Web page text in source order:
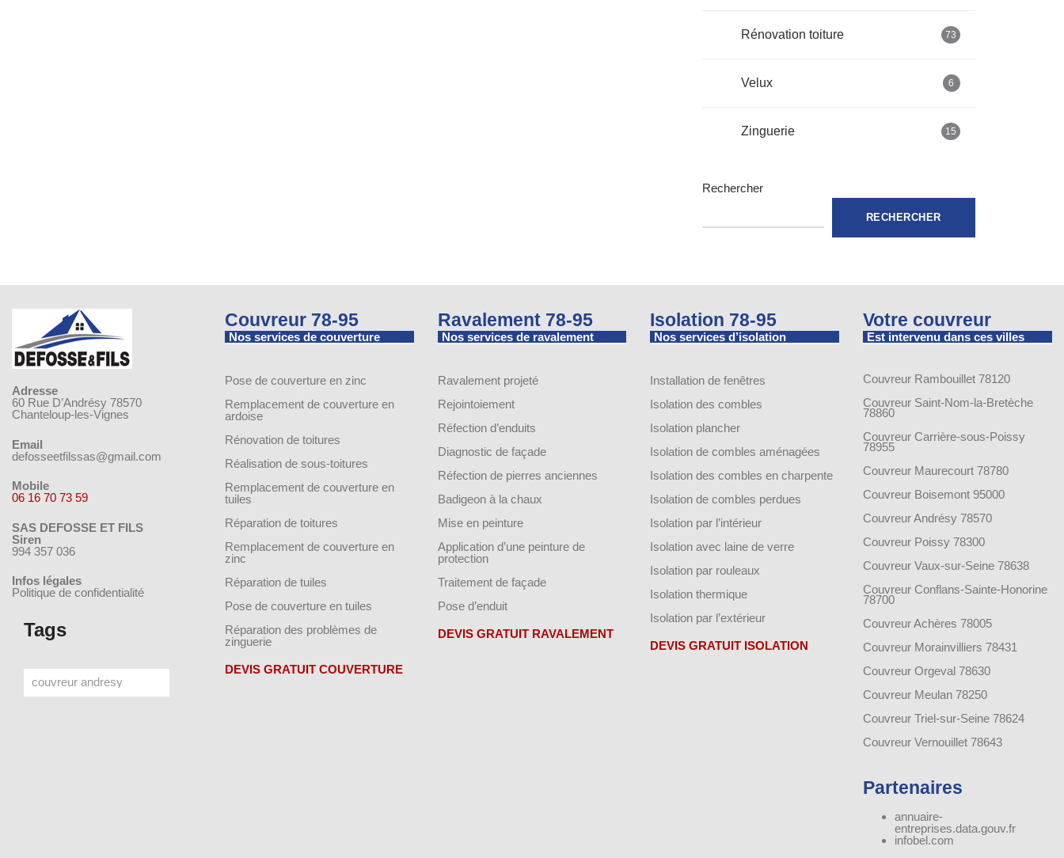
Rénovation toiture 73
Velux 6
Zinguerie 15
Rechercher
RECHERCHER
Adresse
60 Rue D’Andrésy 78570
Chanteloup-les-Vignes
Email
defosseetfilssas@gmail.com
Mobile
06 16 70 73 59
SAS DEFOSSE ET FILS
Siren
994 357 036
Infos légales
Politique de confidentialité
Tags
Couvreur 78-95
Nos services de couverture
Pose de couverture en zinc
Remplacement de couverture en
ardoise
Rénovation de toitures
Réalisation de sous-toitures
Remplacement de couverture en
tuiles
Réparation de toitures
Remplacement de couverture en
zinc
Réparation de tuiles
Pose de couverture en tuiles
Réparation des problèmes de
zinguerie
DEVIS GRATUIT COUVERTURE
Ravalement 78-95
Nos services de ravalement
Ravalement projeté
Rejointoiement
Réfection d’enduits
Diagnostic de façade
Réfection de pierres anciennes
Badigeon à la chaux
Mise en peinture
Application d’une peinture de
protection
Traitement de façade
Pose d’enduit
DEVIS GRATUIT RAVALEMENT
Isolation 78-95
Nos services d’isolation
Installation de fenêtres
Isolation des combles
Isolation plancher
Isolation de combles aménagées
Isolation des combles en charpente
Isolation de combles perdues
Isolation par l’intérieur
Isolation avec laine de verre
Isolation par rouleaux
Isolation thermique
Isolation par l’extérieur
DEVIS GRATUIT ISOLATION
Votre couvreur
Est intervenu dans ces villes
Couvreur Rambouillet 78120
Couvreur Saint-Nom-la-Bretèche
78860
Couvreur Carrière-sous-Poissy
78955
Couvreur Maurecourt 78780
Couvreur Boisemont 95000
Couvreur Andrésy 78570
Couvreur Poissy 78300
Couvreur Vaux-sur-Seine 78638
Couvreur Conflans-Sainte-Honorine
78700
Couvreur Achères 78005
Couvreur Morainvilliers 78431
Couvreur Orgeval 78630
Couvreur Meulan 78250
Couvreur Triel-sur-Seine 78624
Couvreur Vernouillet 78643
Partenaires
annuaire-
entreprises.data.gouv.fr
infobel.com